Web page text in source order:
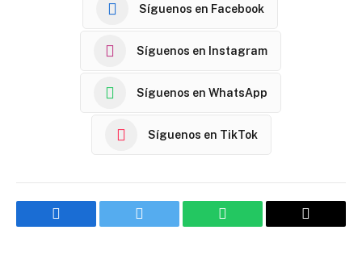
Síguenos en Facebook
Síguenos en Instagram
Síguenos en WhatsApp
Síguenos en TikTok
Facebook Twitter WhatsApp Email